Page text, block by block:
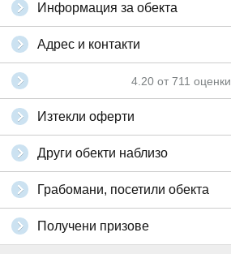
Информация за обекта
Адрес и контакти
4.20 от 711 оценки
Изтекли оферти
Други обекти наблизо
Грабомани, посетили обекта
Получени призове